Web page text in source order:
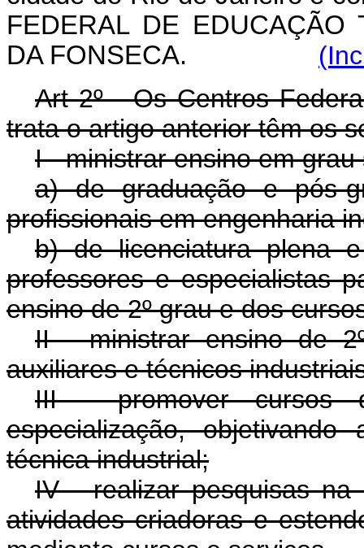
FEDERAL DE EDUCAÇÃO
DA FONSECA.
Art 2º - Os Centros
trata o artigo anterior têm os
I - ministrar ensino em grau
a) de graduação e pós-
profissionais em engenharia
b) de licenciatura plena
professores e especialistas
ensino de 2º grau e dos
II - ministrar ensino de
auxiliares e técnicos
III - promover cursos
especialização,
técnica industrial;
IV - realizar pesquisas na
atividades criadoras e